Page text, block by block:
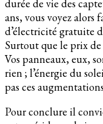
durée de vie des
ans, vous voyez alors
d’électricité gratuite
Surtout que le prix
Vos panneaux, eux,
rien ; l’énergie du
pas ces
Pour conclure il